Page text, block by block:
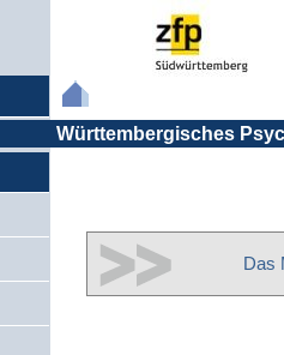
Württembergisches
Das